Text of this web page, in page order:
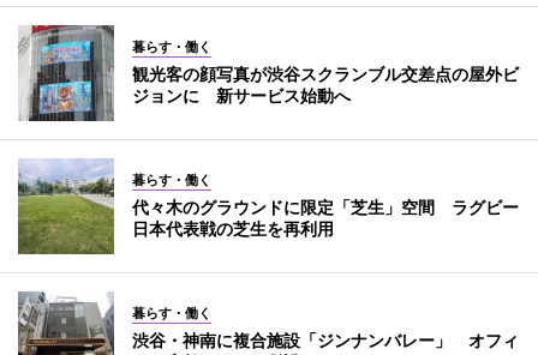
暮らす・働く
観光客の顔写真が渋谷スクランブル交差点の屋外ビ
ジョンに 新サービス始動へ
暮らす・働く
代々木のグラウンドに限定「芝生」空間 ラグビー
日本代表戦の芝生を再利用
暮らす・働く
渋谷・神南に複合施設「ジンナンバレー」 オフィ